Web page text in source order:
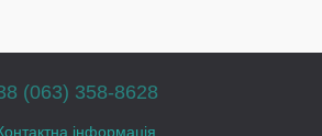
(063) 358-8628
інформація